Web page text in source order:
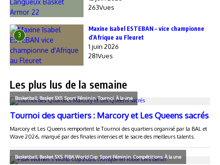
263Vues
3
Maxine Isabel ESTEBAN – vice championne
d’Afrique au Fleuret
1 juin 2026
281Vues
Les plus lus de la semaine